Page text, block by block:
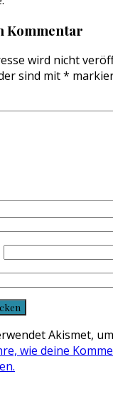
Kommentar
wird nicht
sind mit*
Akismet,
wie deine